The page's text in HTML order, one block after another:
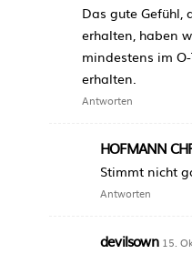
Das gute Gefühl,
erhalten, haben
mindestens im
erhalten.
Antworten
HOFMANN
Stimmt nicht
Antworten
devilsown 15.